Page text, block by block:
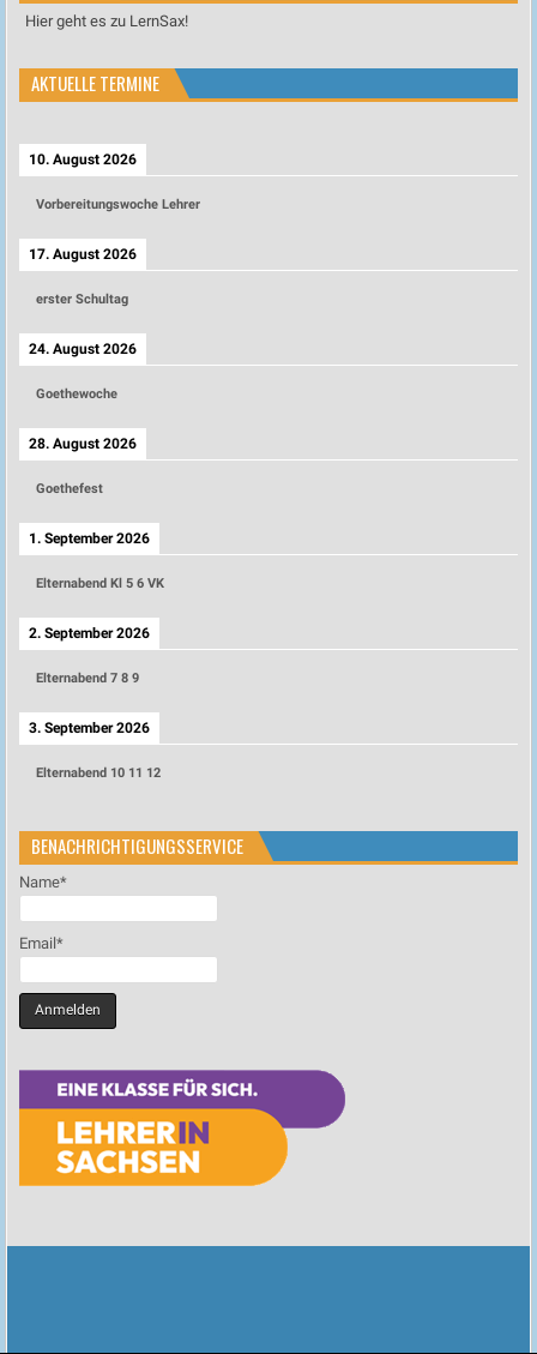
Hier geht es zu LernSax!
AKTUELLE TERMINE
10. August 2026
Vorbereitungswoche Lehrer
17. August 2026
erster Schultag
24. August 2026
Goethewoche
28. August 2026
Goethefest
1. September 2026
Elternabend Kl 5 6 VK
2. September 2026
Elternabend 7 8 9
3. September 2026
Elternabend 10 11 12
BENACHRICHTIGUNGSSERVICE
Name*
Email*